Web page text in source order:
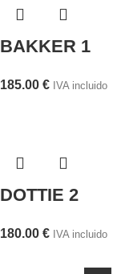
BAKKER 1
185.00 € IVA incluido
DOTTIE 2
180.00 € IVA incluido